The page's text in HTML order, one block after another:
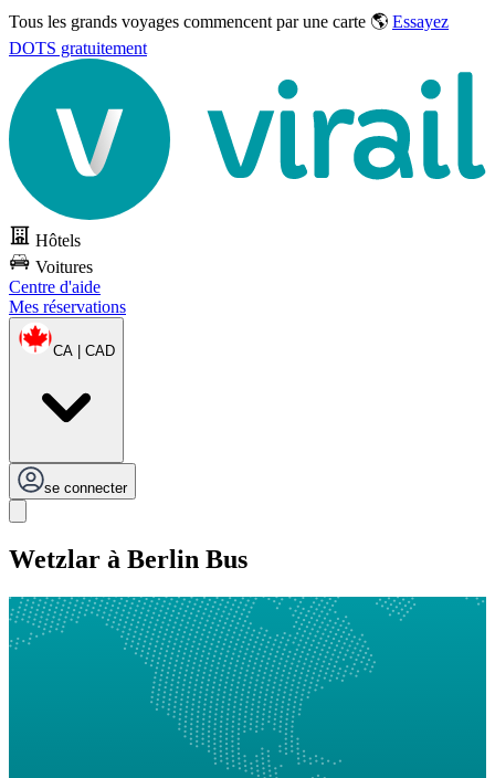
Tous les grands voyages commencent par une carte 🌎 Essayez
DOTS gratuitement
Hôtels
Voitures
Centre d'aide
Mes réservations
CA | CAD
se connecter
Wetzlar à Berlin Bus